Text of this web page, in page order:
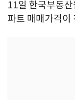
11일 한국부동
파트 매매가격